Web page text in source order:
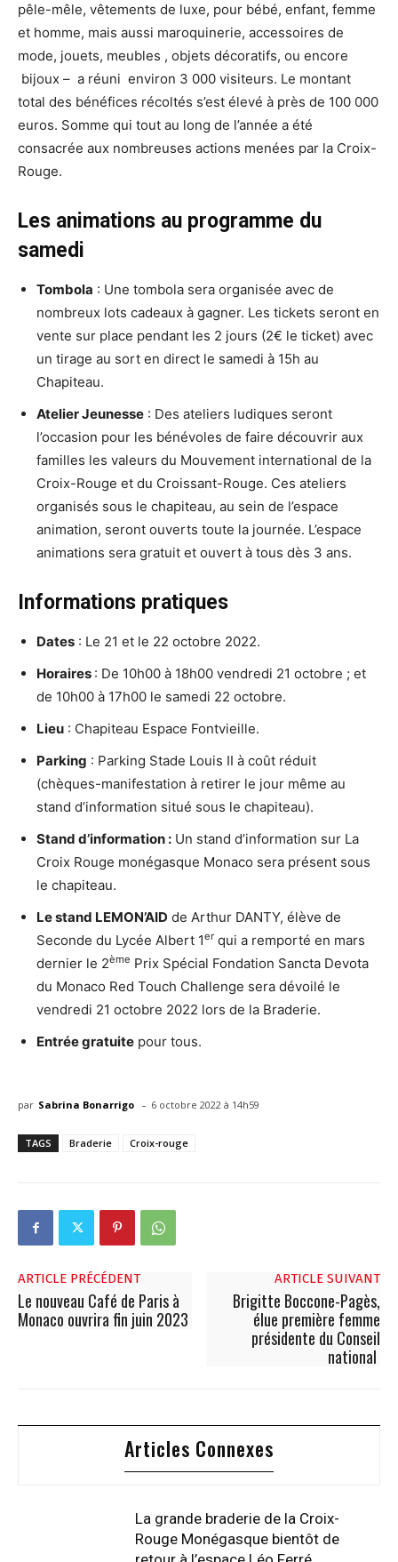
pêle-mêle, vêtements de luxe, pour bébé, enfant, femme
et homme, mais aussi maroquinerie, accessoires de
mode, jouets, meubles , objets décoratifs, ou encore
bijoux – a réuni environ 3 000 visiteurs. Le montant
total des bénéfices récoltés s’est élevé à près de 100 000
euros. Somme qui tout au long de l’année a été
consacrée aux nombreuses actions menées par la Croix-
Rouge.
Les animations au programme du
samedi
Tombola : Une tombola sera organisée avec de
nombreux lots cadeaux à gagner. Les tickets seront en
vente sur place pendant les 2 jours (2€ le ticket) avec
un tirage au sort en direct le samedi à 15h au
Chapiteau.
Atelier Jeunesse : Des ateliers ludiques seront
l’occasion pour les bénévoles de faire découvrir aux
familles les valeurs du Mouvement international de la
Croix-Rouge et du Croissant-Rouge. Ces ateliers
organisés sous le chapiteau, au sein de l’espace
animation, seront ouverts toute la journée. L’espace
animations sera gratuit et ouvert à tous dès 3 ans.
Informations pratiques
Dates : Le 21 et le 22 octobre 2022.
Horaires : De 10h00 à 18h00 vendredi 21 octobre ; et
de 10h00 à 17h00 le samedi 22 octobre.
Lieu : Chapiteau Espace Fontvieille.
Parking : Parking Stade Louis II à coût réduit
(chèques-manifestation à retirer le jour même au
stand d’information situé sous le chapiteau).
Stand d’information : Un stand d’information sur La
Croix Rouge monégasque Monaco sera présent sous
le chapiteau.
Le stand LEMON’AID de Arthur DANTY, élève de
Seconde du Lycée Albert 1er qui a remporté en mars
dernier le 2ème Prix Spécial Fondation Sancta Devota
du Monaco Red Touch Challenge sera dévoilé le
vendredi 21 octobre 2022 lors de la Braderie.
Entrée gratuite pour tous.
par Sabrina Bonarrigo - 6 octobre 2022 à 14h59
TAGS Braderie Croix-rouge
ARTICLE PRÉCÉDENT
Le nouveau Café de Paris à
Monaco ouvrira fin juin 2023
ARTICLE SUIVANT
Brigitte Boccone-Pagès,
élue première femme
présidente du Conseil
national
Articles Connexes
La grande braderie de la Croix-
Rouge Monégasque bientôt de